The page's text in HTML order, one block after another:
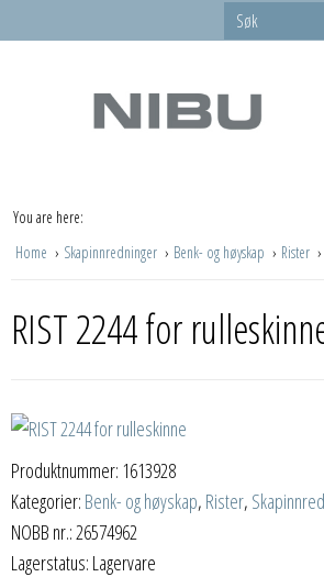
You are here:
Home
Skapinnredninger Benk- og høyskap Rister
RIST 2244 for
Produktnummer: 1613928
Kategorier: Benk- og høyskap, Rister,
NOBB nr.: 26574962
Lagerstatus: Lagervare